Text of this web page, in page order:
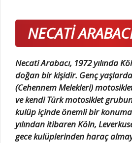
NECATİ
Necati Arabacı, 1972 yılında
doğan bir kişidir. Genç yaşlarda
(Cehennem Melekleri)
ve kendi Türk motosiklet
kulüp içinde önemli bir
yılından itibaren Köln,
gece kulüplerinden haraç